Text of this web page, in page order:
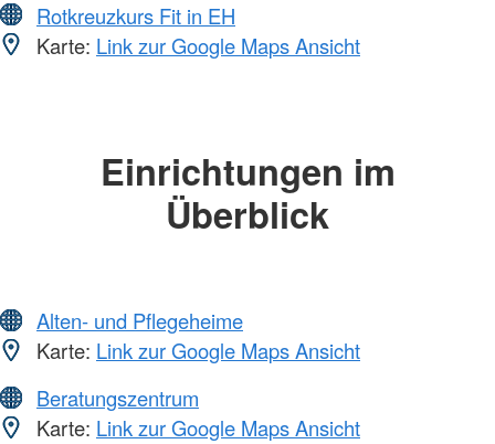
Rotkreuzkurs Fit in EH
Karte: Link zur Google Maps Ansicht
Einrichtungen im
Überblick
Alten- und Pflegeheime
Karte: Link zur Google Maps Ansicht
Beratungszentrum
Karte: Link zur Google Maps Ansicht